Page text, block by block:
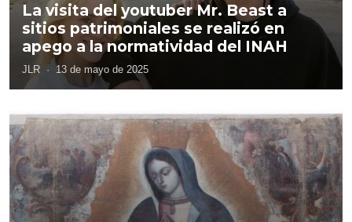
La visita del youtuber Mr. Beast a
sitios patrimoniales se realizó en
apego a la normatividad del INAH
JLR · 13 de mayo de 2025